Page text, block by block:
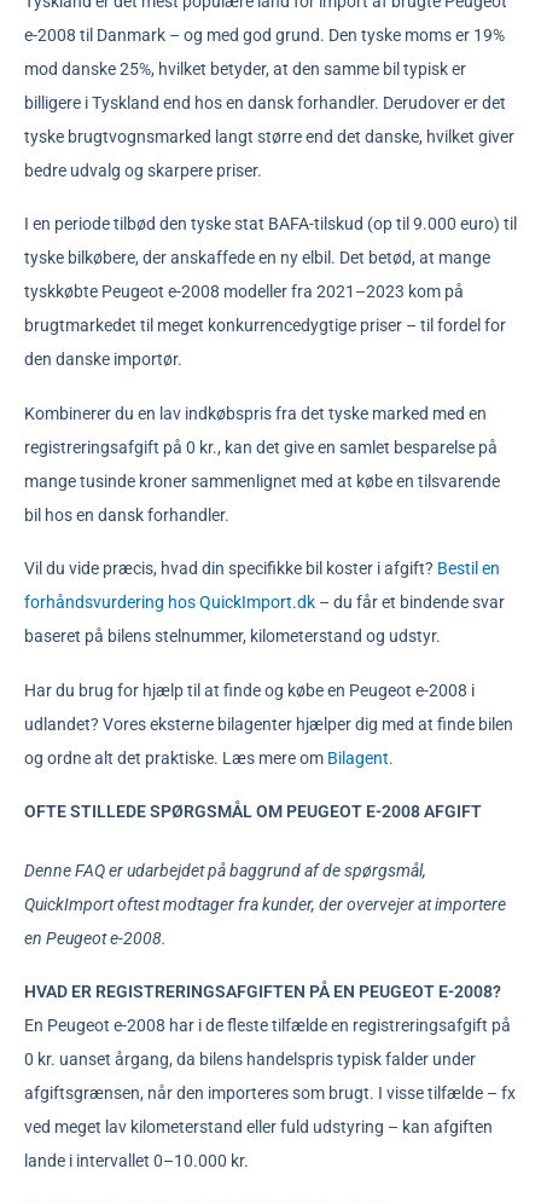
e-2008 til Danmark – og med god grund. Den tyske moms er 19%
mod danske 25%, hvilket betyder, at den samme bil typisk er
billigere i Tyskland end hos en dansk forhandler. Derudover er det
tyske brugtvognsmarked langt større end det danske, hvilket giver
bedre udvalg og skarpere priser.
I en periode tilbød den tyske stat BAFA-tilskud (op til 9.000 euro) til
tyske bilkøbere, der anskaffede en ny elbil. Det betød, at mange
tyskkøbte Peugeot e-2008 modeller fra 2021–2023 kom på
brugtmarkedet til meget konkurrencedygtige priser – til fordel for
den danske importør.
Kombinerer du en lav indkøbspris fra det tyske marked med en
registreringsafgift på 0 kr., kan det give en samlet besparelse på
mange tusinde kroner sammenlignet med at købe en tilsvarende
bil hos en dansk forhandler.
Vil du vide præcis, hvad din specifikke bil koster i afgift? Bestil en
forhåndsvurdering hos QuickImport.dk – du får et bindende svar
baseret på bilens stelnummer, kilometerstand og udstyr.
Har du brug for hjælp til at finde og købe en Peugeot e-2008 i
udlandet? Vores eksterne bilagenter hjælper dig med at finde bilen
og ordne alt det praktiske. Læs mere om Bilagent.
OFTE STILLEDE SPØRGSMÅL OM PEUGEOT E-2008 AFGIFT
Denne FAQ er udarbejdet på baggrund af de spørgsmål,
QuickImport oftest modtager fra kunder, der overvejer at importere
en Peugeot e-2008.
HVAD ER REGISTRERINGSAFGIFTEN PÅ EN PEUGEOT E-2008?
En Peugeot e-2008 har i de fleste tilfælde en registreringsafgift på
0 kr. uanset årgang, da bilens handelspris typisk falder under
afgiftsgrænsen, når den importeres som brugt. I visse tilfælde – fx
ved meget lav kilometerstand eller fuld udstyring – kan afgiften
lande i intervallet 0–10.000 kr.